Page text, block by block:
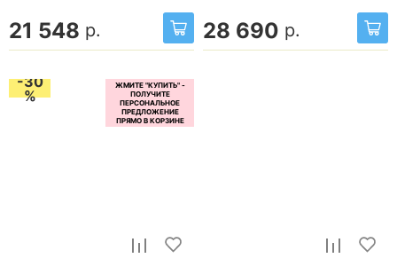
21 548 р. 28 690 р.
-30
%